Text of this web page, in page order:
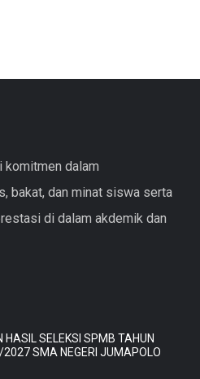
dalam
bakat, dan minat siswa serta
di dalam akdemik dan
HASIL SELEKSI SPMB TAHUN
SMA NEGERI JUMAPOLO